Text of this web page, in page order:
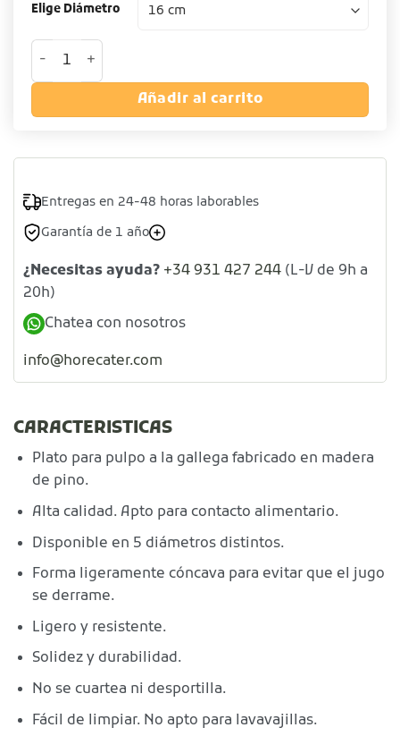
Elige Diámetro
Plato pulpo de madera cantidad
Añadir al carrito
Entregas en 24-48 horas laborables
Garantía de 1 año
¿Necesitas ayuda? +34 931 427 244 (L-V de 9h a
20h)
Chatea con nosotros
info@horecater.com
CARACTERISTICAS
Plato para pulpo a la gallega fabricado en madera
de pino.
Alta calidad. Apto para contacto alimentario.
Disponible en 5 diámetros distintos.
Forma ligeramente cóncava para evitar que el jugo
se derrame.
Ligero y resistente.
Solidez y durabilidad.
No se cuartea ni desportilla.
Fácil de limpiar. No apto para lavavajillas.